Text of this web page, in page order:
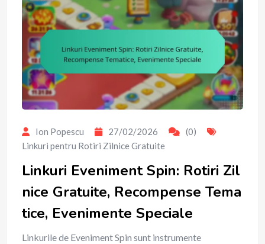
Ion Popescu 27/02/2026
(0)
Linkuri pentru Rotiri Zilnice Gratuite
Linkuri Eveniment Spin: Rotiri Zil
nice Gratuite, Recompense Tema
tice, Evenimente Speciale
Linkurile de Eveniment Spin sunt instrumente